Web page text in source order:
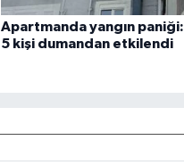
Apartmanda yangın paniği:
5 kişi dumandan etkilendi